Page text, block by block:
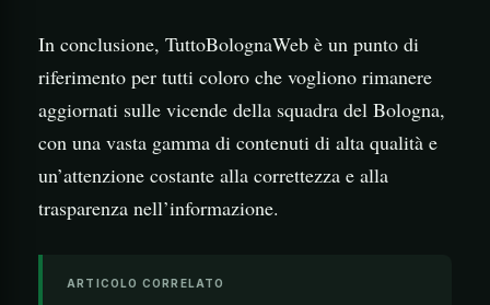
In conclusione, TuttoBolognaWeb è un punto di
riferimento per tutti coloro che vogliono rimanere
aggiornati sulle vicende della squadra del Bologna,
con una vasta gamma di contenuti di alta qualità e
un’attenzione costante alla correttezza e alla
trasparenza nell’informazione.
ARTICOLO CORRELATO